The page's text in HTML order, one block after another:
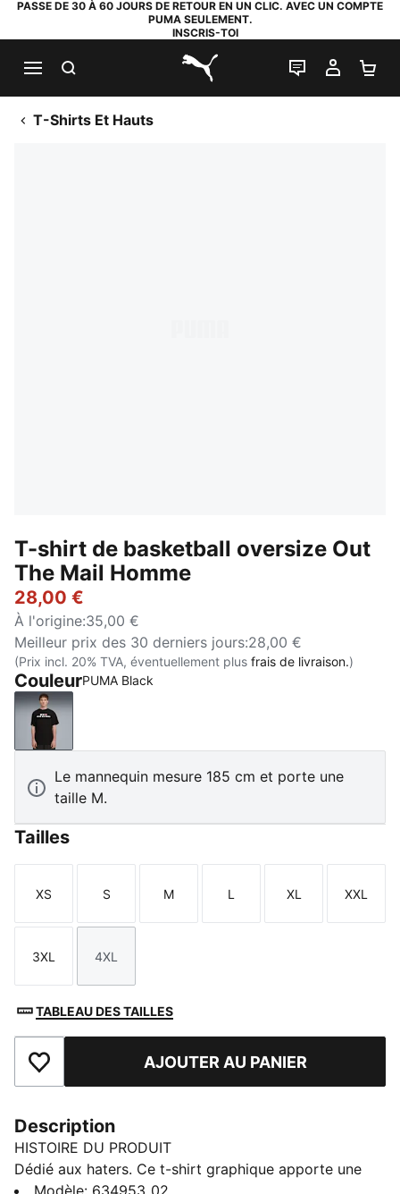
PASSE DE 30 À 60 JOURS DE RETOUR EN UN CLIC. AVEC UN COMPTE
PUMA SEULEMENT.
INSCRIS-TOI
PUMA.com
LIVE CHAT
MON
T-Shirts Et Hauts
T-shirt de basketball oversize Out
The Mail Homme
28,00 €
À l'origine:35,00 €
Meilleur prix des 30 derniers jours:28,00 €
(Prix incl. 20% TVA, éventuellement plus frais de livraison.)
CouleurPUMA Black
PUMA Black
Le mannequin mesure 185 cm et porte une
taille M.
Tailles
Taille
XS
Taille
S
Taille
M
Taille
L
Taille
XL
Taille
XXL
Taille
3XL
Taille
4XL
TABLEAU DES TAILLES
Ajouter aux favorisAJOUTER AU PANIER
Description
HISTOIRE DU PRODUIT
Dédié aux haters. Ce t-shirt graphique apporte une
touche d’audace à ton style basket. À porter sur le
Modèle: 634953_02